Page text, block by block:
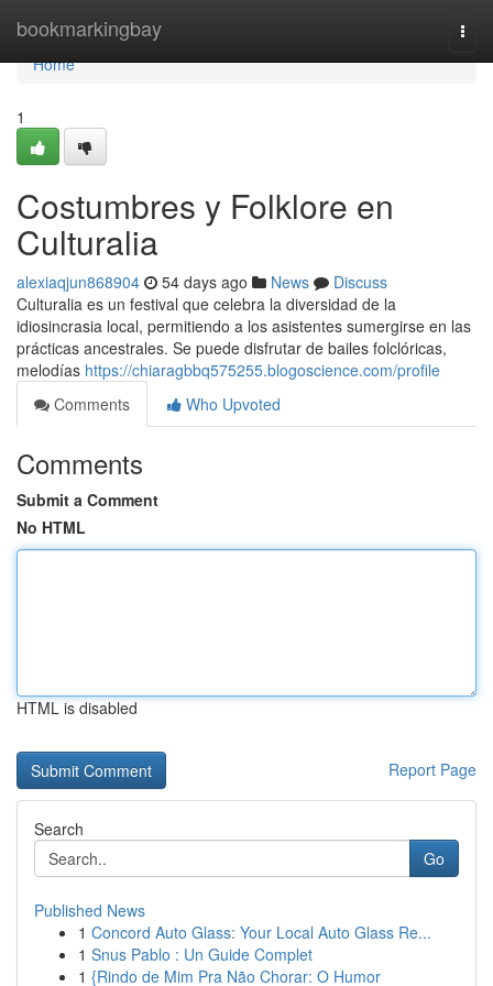
bookmarkingbay
Home
Home
1
Costumbres y Folklore en
Culturalia
alexiaqjun868904 54 days ago News
Discuss
Culturalia es un festival que celebra la diversidad de la
idiosincrasia local, permitiendo a los asistentes sumergirse en las
prácticas ancestrales. Se puede disfrutar de bailes folclóricas,
melodías https://chiaragbbq575255.blogoscience.com/profile
Comments
Who Upvoted
Comments
Submit a Comment
No HTML
HTML is disabled
Report Page
Search
Go
Published News
1 Concord Auto Glass: Your Local Auto Glass Re...
1 Snus Pablo : Un Guide Complet
1 {Rindo de Mim Pra Não Chorar: O Humor